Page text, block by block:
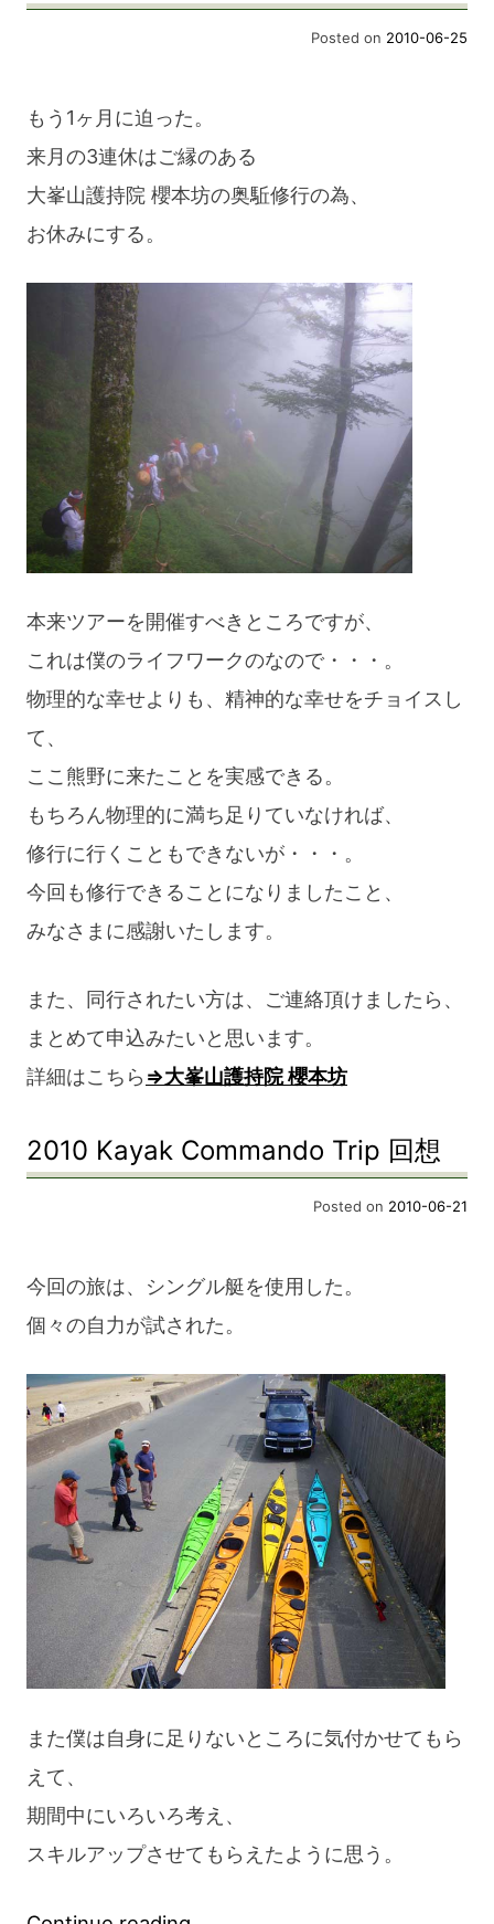
Posted on 2010-06-25
もう1ヶ月に迫った。
来月の3連休はご縁のある
大峯山護持院 櫻本坊の奥駈修行の為、
お休みにする。
本来ツアーを開催すべきところですが、
これは僕のライフワークのなので・・・。
物理的な幸せよりも、精神的な幸せをチョイスし
て、
ここ熊野に来たことを実感できる。
もちろん物理的に満ち足りていなければ、
修行に行くこともできないが・・・。
今回も修行できることになりましたこと、
みなさまに感謝いたします。
また、同行されたい方は、ご連絡頂けましたら、
まとめて申込みたいと思います。
詳細はこちら ⇒大峯山護持院 櫻本坊
2010 Kayak Commando Trip 回想
Posted on 2010-06-21
今回の旅は、シングル艇を使用した。
個々の自力が試された。
また僕は自身に足りないところに気付かせてもら
えて、
期間中にいろいろ考え、
スキルアップさせてもらえたように思う。